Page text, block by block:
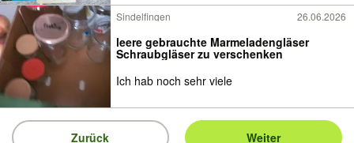
Sindelfingen 26.06.2026
leere gebrauchte Marmeladengläser
Schraubgläser zu verschenken
Ich hab noch sehr viele
Zurück Weiter